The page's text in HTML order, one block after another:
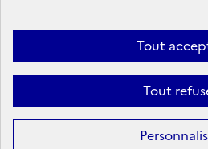
Tout
Tout
Mentions légales Accessibilité :
d’utilisation des témoins de connexion
Plan du site
Sauf mention contraire, tous les contenus